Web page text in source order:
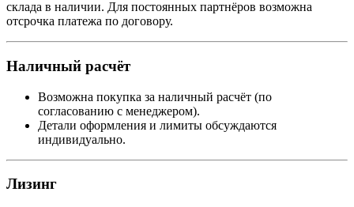
склада в наличии. Для постоянных партнёров возможна
отсрочка платежа по договору.
Наличный расчёт
Возможна покупка за наличный расчёт (по
согласованию с менеджером).
Детали оформления и лимиты обсуждаются
индивидуально.
Лизинг